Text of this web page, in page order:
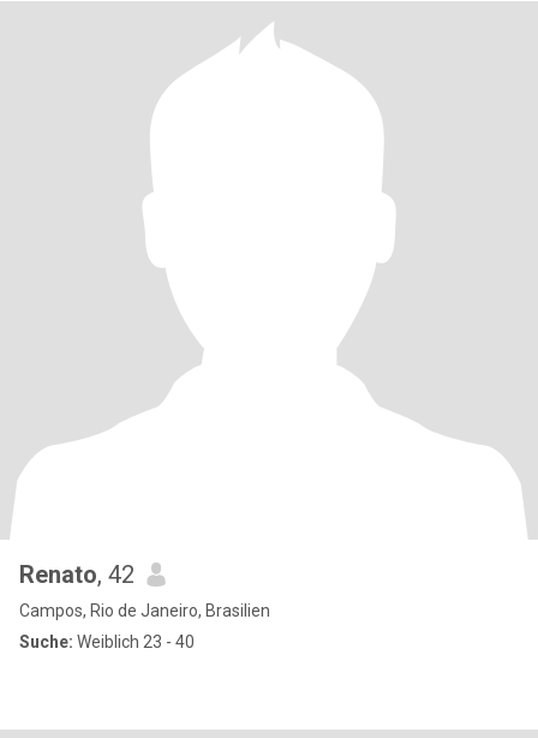
Renato, 42
Campos, Rio de Janeiro, Brasilien
Suche: Weiblich 23 - 40